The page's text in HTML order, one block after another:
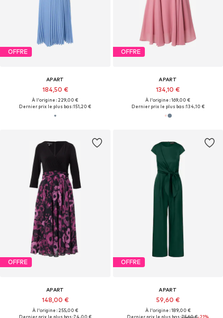
OFFRE
APART
184,50 €
À l'origine : 229,00 €
Dernier prix le plus bas :151,20 €
OFFRE
APART
134,10 €
À l'origine : 169,00 €
Dernier prix le plus bas :134,10 €
OFFRE
APART
148,00 €
À l'origine : 255,00 €
Dernier prix le plus bas :74,00 €
OFFRE
APART
59,60 €
À l'origine : 189,00 €
Dernier prix le plus bas :75,60 €-21%